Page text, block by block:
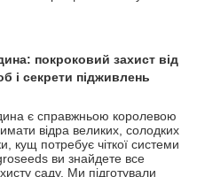
покроковий захист від
і секрети підживлень
є справжньою королевою
відра великих, солодких
кущ потребує чіткої системи
ви знайдете все
саду. Ми підготували